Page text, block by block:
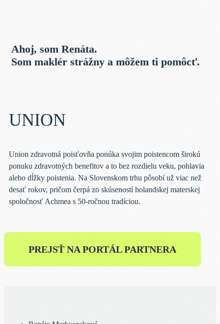
Ahoj, som Renáta.
Som maklér strážny a môžem ti pomôcť.
UNION
Union zdravotná poisťovňa ponúka svojim poistencom širokú
ponuku zdravotných benefitov a to bez rozdielu veku, pohlavia
alebo dĺžky poistenia. Na Slovenskom trhu pôsobí už viac než
desať rokov, pričom čerpá zo skúseností holandskej materskej
spoločnosť Achmea s 50-ročnou tradíciou.
PREJSŤ NA PORTÁL PARTNERA